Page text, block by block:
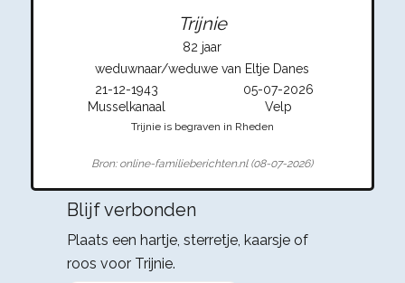
Trijnie
82 jaar
weduwnaar/weduwe van Eltje Danes
21-12-1943
05-07-2026
Musselkanaal
Velp
Trijnie is begraven in Rheden
Bron: online-familieberichten.nl (08-07-2026)
Blijf verbonden
Plaats een hartje, sterretje, kaarsje of
roos voor Trijnie.